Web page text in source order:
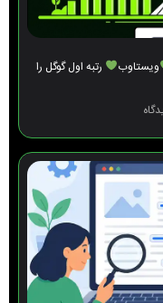
ویستاوب
رتبه اول گوگل را